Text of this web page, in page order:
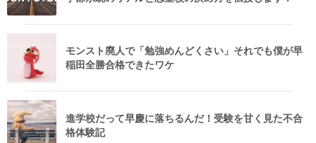
モンスト廃人で「勉強めんどくさい」それでも僕が早
稲田全勝合格できたワケ
進学校だって早慶に落ちるんだ！受験を甘く見た不合
格体験記